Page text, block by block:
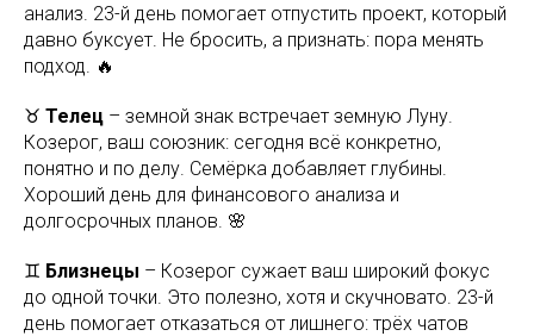
анализ. 23-й день помогает отпустить проект, который
давно буксует. Не бросить, а признать: пора менять
подход. 🔥
♉ Телец – земной знак встречает земную Луну.
Козерог, ваш союзник: сегодня всё конкретно,
понятно и по делу. Семёрка добавляет глубины.
Хороший день для финансового анализа и
долгосрочных планов. 🌸
♊ Близнецы – Козерог сужает ваш широкий фокус
до одной точки. Это полезно, хотя и скучновато. 23-й
день помогает отказаться от лишнего: трёх чатов